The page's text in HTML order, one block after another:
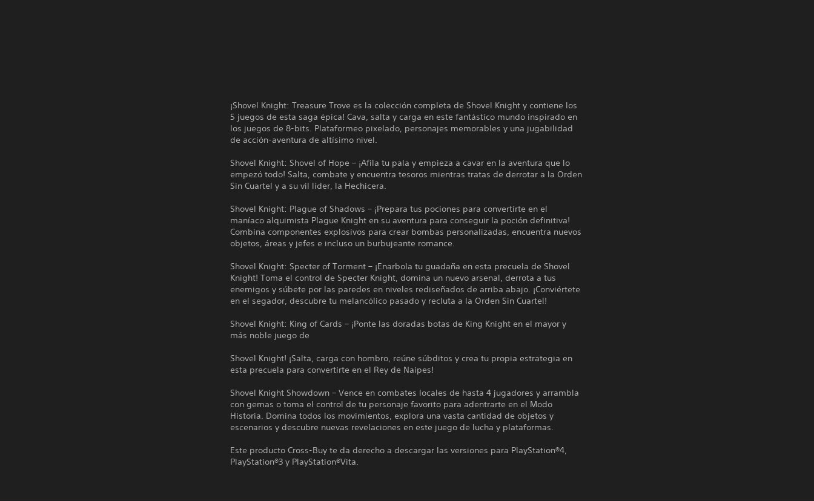
¡Shovel Knight: Treasure Trove es la colección completa de Shovel Knight y contiene los
5 juegos de esta saga épica! Cava, salta y carga en este fantástico mundo inspirado en
los juegos de 8-bits. Plataformeo pixelado, personajes memorables y una jugabilidad
de acción-aventura de altísimo nivel.
Shovel Knight: Shovel of Hope – ¡Afila tu pala y empieza a cavar en la aventura que lo
empezó todo! Salta, combate y encuentra tesoros mientras tratas de derrotar a la Orden
Sin Cuartel y a su vil líder, la Hechicera.
Shovel Knight: Plague of Shadows – ¡Prepara tus pociones para convertirte en el
maníaco alquimista Plague Knight en su aventura para conseguir la poción definitiva!
Combina componentes explosivos para crear bombas personalizadas, encuentra nuevos
objetos, áreas y jefes e incluso un burbujeante romance.
Shovel Knight: Specter of Torment – ¡Enarbola tu guadaña en esta precuela de Shovel
Knight! Toma el control de Specter Knight, domina un nuevo arsenal, derrota a tus
enemigos y súbete por las paredes en niveles rediseñados de arriba abajo. ¡Conviértete
en el segador, descubre tu melancólico pasado y recluta a la Orden Sin Cuartel!
Shovel Knight: King of Cards – ¡Ponte las doradas botas de King Knight en el mayor y
más noble juego de
Shovel Knight! ¡Salta, carga con hombro, reúne súbditos y crea tu propia estrategia en
esta precuela para convertirte en el Rey de Naipes!
Shovel Knight Showdown – Vence en combates locales de hasta 4 jugadores y arrambla
con gemas o toma el control de tu personaje favorito para adentrarte en el Modo
Historia. Domina todos los movimientos, explora una vasta cantidad de objetos y
escenarios y descubre nuevas revelaciones en este juego de lucha y plataformas.
Este producto Cross-Buy te da derecho a descargar las versiones para PlayStation®4,
PlayStation®3 y PlayStation®Vita.